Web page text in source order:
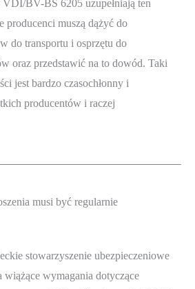
BV-BS 6205 uzupełniają ten
producenci muszą dążyć do
do transportu i osprzętu do
oraz przedstawić na to dowód. Taki
jest bardzo czasochłonny i
producentów i raczej
musi być regularnie
stowarzyszenie ubezpieczeniowe
wiążące wymagania dotyczące